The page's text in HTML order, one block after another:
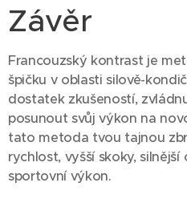
Závěr
Francouzský kontrast je
špičku v oblasti silově-
dostatek zkušeností,
posunout svůj výkon na
tato metoda tvou tajnou
rychlost, vyšší skoky,
sportovní výkon.